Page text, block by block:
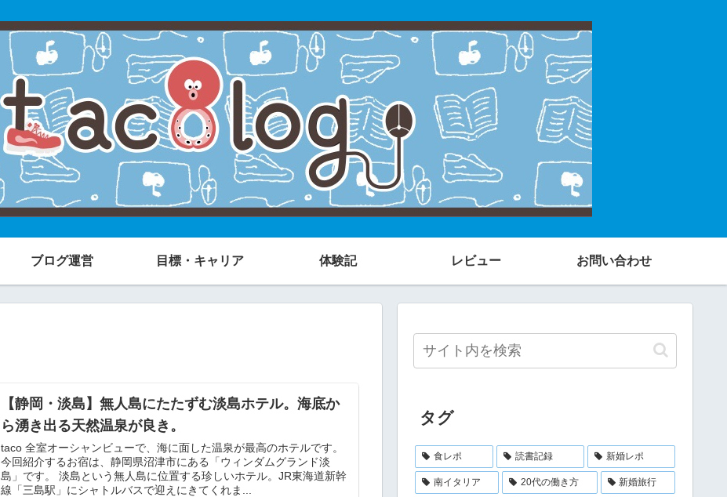
ブログ運営 目標・キャリア 体験記 レビュー お問い合わせ
【静岡・淡島】無人島にたたずむ淡島ホテル。海底か
ら湧き出る天然温泉が良き。
taco 全室オーシャンビューで、海に面した温泉が最高のホテルです。
今回紹介するお宿は、静岡県沼津市にある「ウィンダムグランド淡
島」です。 淡島という無人島に位置する珍しいホテル。JR東海道新幹
線「三島駅」にシャトルバスで迎えにきてくれま...
タグ
食レポ 読書記録 新婚レポ
南イタリア 20代の働き方 新婚旅行